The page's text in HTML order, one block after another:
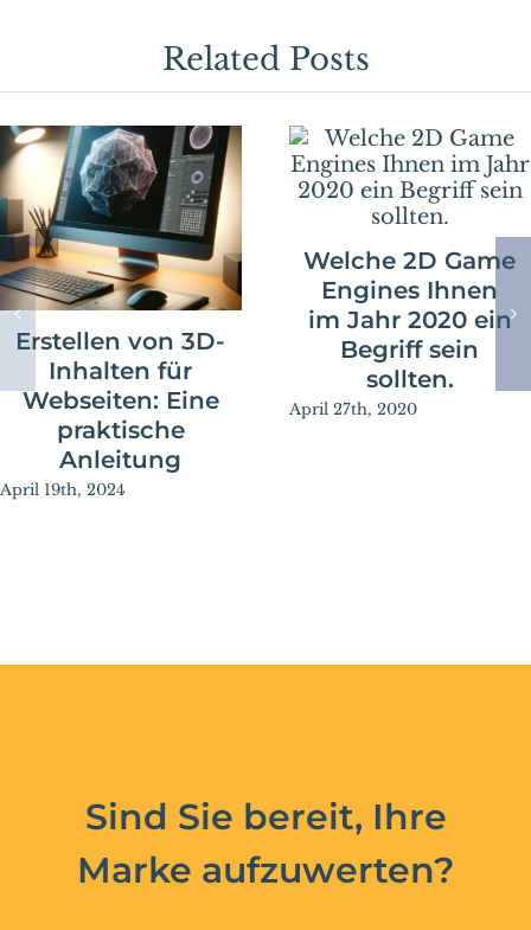
Related Posts
Erstellen von 3D-
Inhalten für
Webseiten: Eine
praktische
Anleitung
April 19th, 2024
Welche 2D Game
Engines Ihnen
im Jahr 2020 ein
Begriff sein
sollten.
April 27th, 2020
Sind Sie bereit, Ihre
Marke aufzuwerten?